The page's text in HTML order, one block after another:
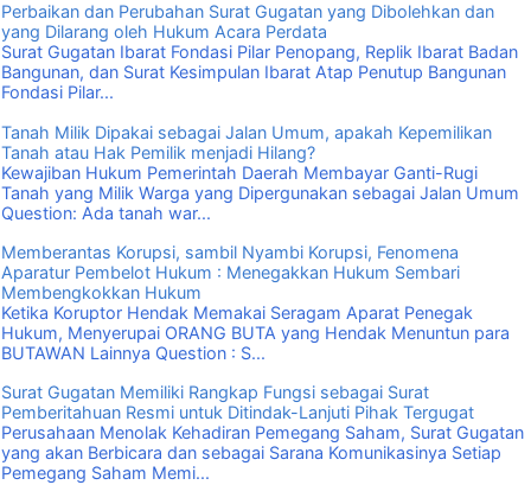
Perbaikan dan Perubahan Surat Gugatan yang Dibolehkan dan
yang Dilarang oleh Hukum Acara Perdata
Surat Gugatan Ibarat Fondasi Pilar Penopang, Replik Ibarat Badan
Bangunan, dan Surat Kesimpulan Ibarat Atap Penutup Bangunan
Fondasi Pilar...
Tanah Milik Dipakai sebagai Jalan Umum, apakah Kepemilikan
Tanah atau Hak Pemilik menjadi Hilang?
Kewajiban Hukum Pemerintah Daerah Membayar Ganti-Rugi
Tanah yang Milik Warga yang Dipergunakan sebagai Jalan Umum
Question: Ada tanah war...
Memberantas Korupsi, sambil Nyambi Korupsi, Fenomena
Aparatur Pembelot Hukum : Menegakkan Hukum Sembari
Membengkokkan Hukum
Ketika Koruptor Hendak Memakai Seragam Aparat Penegak
Hukum, Menyerupai ORANG BUTA yang Hendak Menuntun para
BUTAWAN Lainnya Question : S...
Surat Gugatan Memiliki Rangkap Fungsi sebagai Surat
Pemberitahuan Resmi untuk Ditindak-Lanjuti Pihak Tergugat
Perusahaan Menolak Kehadiran Pemegang Saham, Surat Gugatan
yang akan Berbicara dan sebagai Sarana Komunikasinya Setiap
Pemegang Saham Memi...